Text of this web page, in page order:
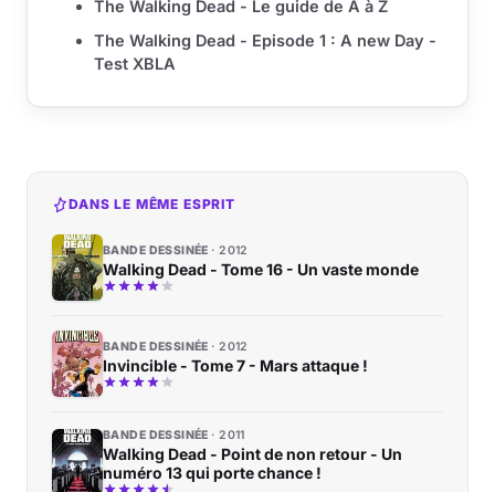
The Walking Dead - Le guide de A à Z
The Walking Dead - Episode 1 : A new Day -
Test XBLA
DANS LE MÊME ESPRIT
BANDE DESSINÉE 2012
Walking Dead - Tome 16 - Un vaste monde
BANDE DESSINÉE 2012
Invincible - Tome 7 - Mars attaque !
BANDE DESSINÉE 2011
Walking Dead - Point de non retour - Un
numéro 13 qui porte chance !